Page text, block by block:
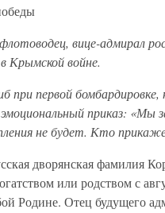
вице-адмирал
Крымской войне.
при первой
эмоциональный приказ:
не будет. Кто
дворянская фамилия
или родством с
Родине. Отец будущего